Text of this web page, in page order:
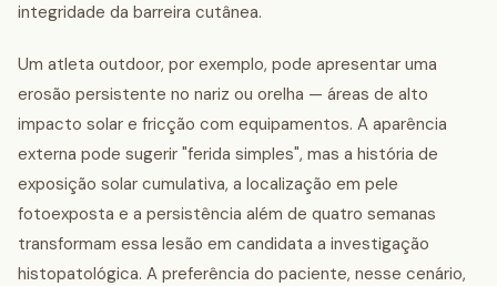
integridade da barreira cutânea.
Um atleta outdoor, por exemplo, pode apresentar uma
erosão persistente no nariz ou orelha — áreas de alto
impacto solar e fricção com equipamentos. A aparência
externa pode sugerir "ferida simples", mas a história de
exposição solar cumulativa, a localização em pele
fotoexposta e a persistência além de quatro semanas
transformam essa lesão em candidata a investigação
histopatológica. A preferência do paciente, nesse cenário,